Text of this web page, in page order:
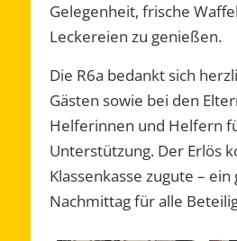
Gelegenheit, frische
Leckereien zu genießen.
Die R6a bedankt sich
Gästen sowie bei den
Helferinnen und Helfern
Unterstützung. Der Erlös
Klassenkasse zugute –
Nachmittag für alle